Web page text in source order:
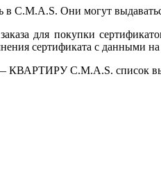
в C.M.A.S. Они могут
для покупки
сертификата с данными
КВАРТИРУ C.M.A.S. список